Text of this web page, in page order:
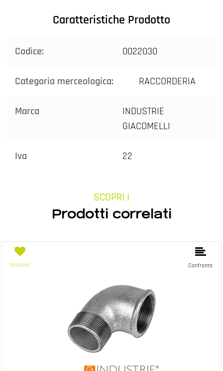
Caratteristiche Prodotto
Codice: 0022030
Categoria merceologica: RACCORDERIA
Marca
INDUSTRIE
GIACOMELLI
Iva 22
SCOPRI I
Prodotti correlati
Wishlist Confronta